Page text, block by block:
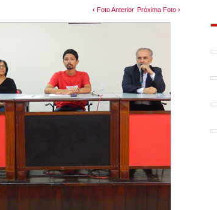
‹ Foto Anterior Próxima Foto ›